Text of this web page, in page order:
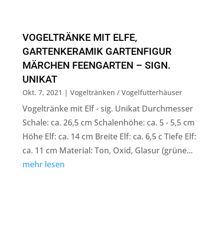
VOGELTRÄNKE MIT ELFE,
GARTENKERAMIK GARTENFIGUR
MÄRCHEN FEENGARTEN – SIGN.
UNIKAT
Okt. 7, 2021 | Vogeltränken / Vogelfutterhäuser
Vogeltränke mit Elf - sig. Unikat Durchmesser
Schale: ca. 26,5 cm Schalenhöhe: ca. 5 - 5,5 cm
Höhe Elf: ca. 14 cm Breite Elf: ca. 6,5 c Tiefe Elf:
ca. 11 cm Material: Ton, Oxid, Glasur (grüne...
mehr lesen